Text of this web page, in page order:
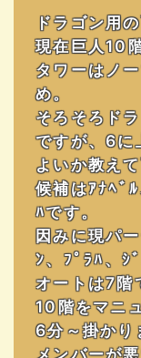
ドラゴン用
現在巨人10
タワーはノ
め。
そろそろド
ですが、6に
よいか教えて
候補はｱﾅﾍﾞ
ﾊです。
因みに現パ
ﾝ、ﾌﾟﾗﾊ、ｼ
オートは7階
10階をマニ
6分～掛かり
メンバーが